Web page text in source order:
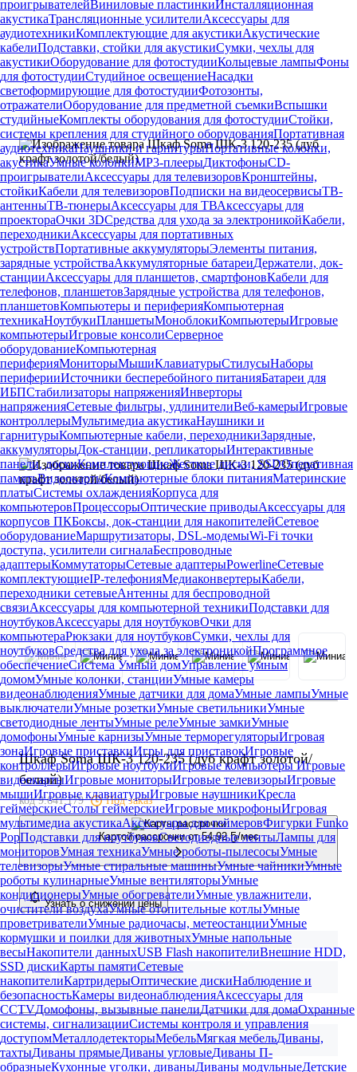
проигрывателейВиниловые пластинкиИнсталляционная
акустикаТрансляционные усилителиАксессуары для
аудиотехникиКомплектующие для акустикиАкустические
кабелиПодставки, стойки для акустикиСумки, чехлы для
акустикиОборудование для фотостудииКольцевые лампыФоны
для фотостудииСтудийное освещениеНасадки
светоформирующие для фотостудииФотозонты,
отражателиОборудование для предметной съемкиВспышки
студийныеКомплекты оборудования для фотостудииСтойки,
системы крепления для студийного оборудованияПортативная
аудиотехникаНаушники и гарнитурыПортативные колонки,
акустикаУмные колонкиMP3-плеерыДиктофоныCD-
проигрывателиАксессуары для телевизоровКронштейны,
стойкиКабели для телевизоровПодписки на видеосервисыТВ-
антенныТВ-тюнерыАксессуары для ТВАксессуары для
проектораОчки 3DСредства для ухода за электроникойКабели,
переходникиАксессуары для портативных
устройствПортативные аккумуляторыЭлементы питания,
зарядные устройстваАккумуляторные батареиДержатели, док-
станцииАксессуары для планшетов, смартфоновКабели для
телефонов, планшетовЗарядные устройства для телефонов,
планшетовКомпьютеры и периферияКомпьютерная
техникаНоутбукиПланшетыМоноблокиКомпьютерыИгровые
компьютерыИгровые консолиСерверное
оборудованиеКомпьютерная
периферияМониторыМышиКлавиатурыСтилусыНаборы
периферииИсточники бесперебойного питанияБатареи для
ИБПСтабилизаторы напряженияИнверторы
напряженияСетевые фильтры, удлинителиВеб-камерыИгровые
контроллерыМультимедиа акустикаНаушники и
гарнитурыКомпьютерные кабели, переходникиЗарядные,
аккумуляторыДок-станции, репликаторыИнтерактивные
панели, доскиКомплектующиеЖесткие диски, SSDОперативная
памятьВидеокартыКомпьютерные блоки питанияМатеринские
платыСистемы охлажденияКорпуса для
компьютеровПроцессорыОптические приводыАксессуары для
корпусов ПКБоксы, док-станции для накопителейСетевое
оборудованиеМаршрутизаторы, DSL-модемыWi-Fi точки
доступа, усилители сигналаБеспроводные
адаптерыКоммутаторыСетевые адаптерыPowerlineСетевые
комплектующиеIP-телефонияМедиаконвертерыКабели,
переходники сетевыеАнтенны для беспроводной
связиАксессуары для компьютерной техникиПодставки для
ноутбуковАксессуары для ноутбуковОчки для
компьютераРюкзаки для ноутбуковСумки, чехлы для
ноутбуковСредства для ухода за электроникойПрограммное
обеспечениеСистема Умный домУправление умным
домомУмные колонки, станцииУмные камеры
видеонаблюденияУмные датчики для домаУмные лампыУмные
выключателиУмные розеткиУмные светильникиУмные
светодиодные лентыУмные релеУмные замкиУмные
домофоныУмные карнизыУмные терморегуляторыИгровая
зонаИгровые приставкиИгры для приставокИгровые
контроллерыИгровые ноутбукиИгровые компьютерыИгровые
видеокартыИгровые мониторыИгровые телевизорыИгровые
мышиИгровые клавиатурыИгровые наушникиКресла
геймерскиеСтолы геймерскиеИгровые микрофоныИгровая
мультимедиа акустикаАксессуары для геймеровФигурки Funko
PopПодставки для ноутбуковСветодиодные лентыЛампы для
мониторовУмная техникаУмные роботы-пылесосыУмные
телевизорыУмные стиральные машиныУмные чайникиУмные
роботы кулинарныеУмные вентиляторыУмные
кондиционерыУмные обогревателиУмные увлажнители,
очистители воздухаУмные отопительные котлыУмные
проветривателиУмные радиочасы, метеостанцииУмные
кормушки и поилки для животныхУмные напольные
весыНакопители данныхUSB Flash накопителиВнешние HDD,
SSD дискиКарты памятиСетевые
накопителиКартридерыОптические дискиНаблюдение и
безопасностьКамеры видеонаблюденияАксессуары для
CCTVДомофоны, вызывные панелиДатчики для домаОхранные
системы, сигнализацииСистемы контроля и управления
доступомМеталлодетекторыМебельМягкая мебельДиваны,
тахтыДиваны прямыеДиваны угловыеДиваны П-
образныеКухонные уголки, диваныДиваны модульныеДетские
+ ПодарокКредит 4% на 36 мес Гарантия 1 год
Шкаф Soma ШК-3 120-235 (дуб крафт золотой/
белый)
код 9.641.179 Под заказ
Картой рассрочки от54,92 Ҕ/мес
Узнать о снижении цены